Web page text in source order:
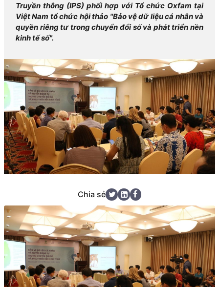
Truyền thông (IPS) phối hợp với Tổ chức Oxfam tại
Việt Nam tổ chức hội thảo "Bảo vệ dữ liệu cá nhân và
quyền riêng tư trong chuyển đổi số và phát triển nền
kinh tế số".
Chia sẻ